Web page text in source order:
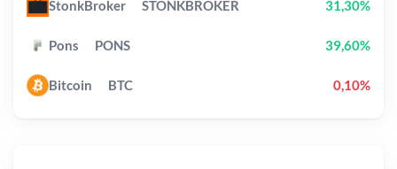
StonkBroker STONKBROKER 31,30%
Pons PONS 39,60%
Bitcoin BTC 0,10%